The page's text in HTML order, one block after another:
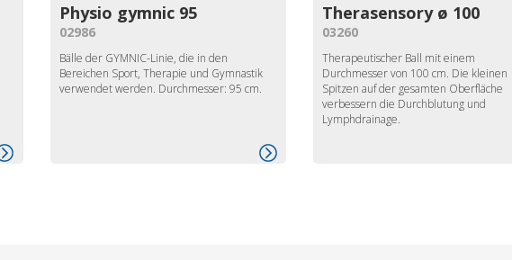
Physio gymnic 95
02986
Bälle der GYMNIC-Linie, die in den
Bereichen Sport, Therapie und Gymnastik
verwendet werden. Durchmesser: 95 cm.
Therasensory ø 100
03260
Therapeutischer Ball mit einem
Durchmesser von 100 cm. Die kleinen
Spitzen auf der gesamten Oberfläche
verbessern die Durchblutung und
Lymphdrainage.